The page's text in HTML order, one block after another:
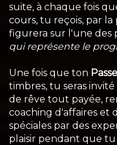
suite, à chaque fois
cours, tu reçois, par
figurera sur l'une des
qui représente le
Une fois que ton
timbres, tu seras
de rêve tout payée,
coaching d'affaires et
spéciales par des
plaisir pendant que